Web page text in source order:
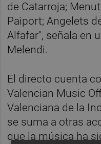
de Catarroja;
Paiport; Angelets
Alfafar", señala en
Melendi.
El directo cuenta
Valencian Music
Valenciana de la
se suma a otras
que la música ha